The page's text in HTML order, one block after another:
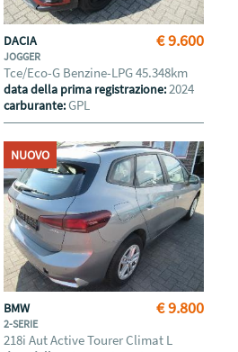
€ 9.600
DACIA
JOGGER
Tce/Eco-G Benzine-LPG 45.348km
data della prima registrazione:2024
carburante:GPL
NUOVO
€ 9.800
BMW
2-SERIE
218i Aut Active Tourer Climat L